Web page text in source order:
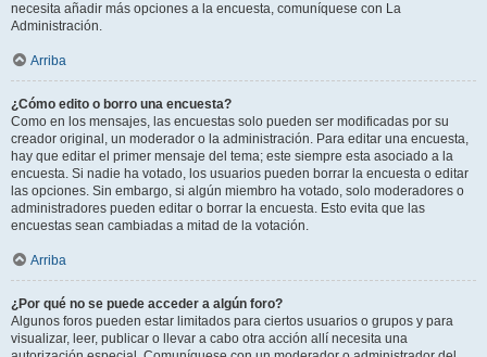
necesita añadir más opciones a la encuesta, comuníquese con La
Administración.
Arriba
¿Cómo edito o borro una encuesta?
Como en los mensajes, las encuestas solo pueden ser modificadas por su
creador original, un moderador o la administración. Para editar una encuesta,
hay que editar el primer mensaje del tema; este siempre esta asociado a la
encuesta. Si nadie ha votado, los usuarios pueden borrar la encuesta o editar
las opciones. Sin embargo, si algún miembro ha votado, solo moderadores o
administradores pueden editar o borrar la encuesta. Esto evita que las
encuestas sean cambiadas a mitad de la votación.
Arriba
¿Por qué no se puede acceder a algún foro?
Algunos foros pueden estar limitados para ciertos usuarios o grupos y para
visualizar, leer, publicar o llevar a cabo otra acción allí necesita una